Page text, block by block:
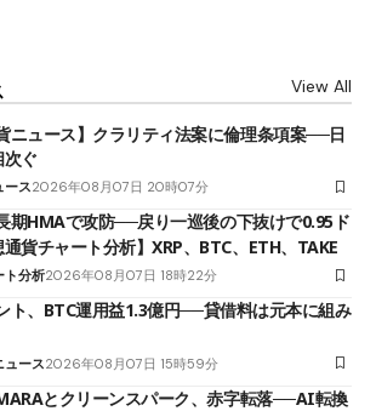
View All
ニュース】クラリティ法案に倫理条項案──日
ぐ
ース2026年08月07日 20時07分
期HMAで攻防──戻り一巡後の下抜けで0.95ド
貨チャート分析】XRP、BTC、ETH、TAKE
ト分析2026年08月07日 18時22分
ト、BTC運用益1.3億円──貸借料は元本に組み
ュース2026年08月07日 15時59分
とクリーンスパーク、赤字転落──AI転換